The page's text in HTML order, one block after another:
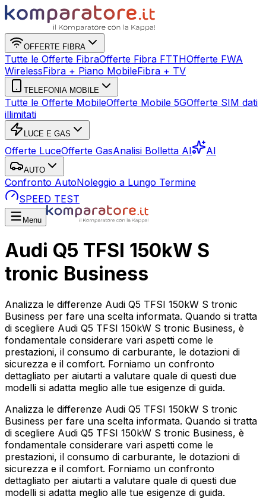
OFFERTE FIBRA
Tutte le Offerte FibraOfferte Fibra FTTHOfferte FWA
WirelessFibra + Piano MobileFibra + TV
TELEFONIA MOBILE
Tutte le Offerte MobileOfferte Mobile 5GOfferte SIM dati
illimitati
LUCE E GAS
Offerte LuceOfferte GasAnalisi Bolletta AI AI
AUTO
Confronto AutoNoleggio a Lungo Termine
SPEED TEST
Menu
Audi Q5 TFSI 150kW S
tronic Business
Analizza le differenze Audi Q5 TFSI 150kW S tronic
Business per fare una scelta informata. Quando si tratta
di scegliere Audi Q5 TFSI 150kW S tronic Business, è
fondamentale considerare vari aspetti come le
prestazioni, il consumo di carburante, le dotazioni di
sicurezza e il comfort. Forniamo un confronto
dettagliato per aiutarti a valutare quale di questi due
modelli si adatta meglio alle tue esigenze di guida.
Analizza le differenze Audi Q5 TFSI 150kW S tronic
Business per fare una scelta informata. Quando si tratta
di scegliere Audi Q5 TFSI 150kW S tronic Business, è
fondamentale considerare vari aspetti come le
prestazioni, il consumo di carburante, le dotazioni di
sicurezza e il comfort. Forniamo un confronto
dettagliato per aiutarti a valutare quale di questi due
modelli si adatta meglio alle tue esigenze di guida.